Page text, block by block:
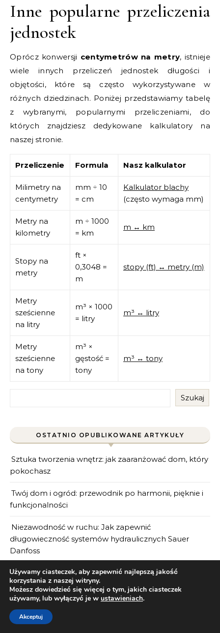
Inne popularne przeliczenia
jednostek
Oprócz konwersji centymetrów na metry, istnieje
wiele innych przeliczeń jednostek długości i
objętości, które są często wykorzystywane w
różnych dziedzinach. Poniżej przedstawiamy tabelę
z wybranymi, popularnymi przeliczeniami, do
których znajdziesz dedykowane kalkulatory na
naszej stronie.
Przeliczenie Formula Nasz kalkulator
Milimetry na
centymetry
mm ÷ 10
= cm
Kalkulator blachy
(często wymaga mm)
Metry na
kilometry
m ÷ 1000
= km
m ↔ km
Stopy na
metry
ft ×
0,3048 =
m
stopy (ft) ↔ metry (m)
Metry
sześcienne
na litry
m³ × 1000
= litry
m³ ↔ litry
Metry
sześcienne
na tony
m³ ×
gęstość =
tony
m³ ↔ tony
Szukaj
OSTATNIO OPUBLIKOWANE ARTYKUŁY
Sztuka tworzenia wnętrz: jak zaaranżować dom, który
pokochasz
Twój dom i ogród: przewodnik po harmonii, pięknie i
funkcjonalności
Niezawodność w ruchu: Jak zapewnić
długowieczność systemów hydraulicznych Sauer
Danfoss
Serce maszyny: Jak zadbać o hydraulikę siłową i
zapewnić długowieczność sprzętu?
litry jest kluczowe w domu i ogrodzie?
Używamy ciasteczek, aby zapewnić najlepszą jakość
korzystania z naszej witryny.
Możesz dowiedzieć się więcej o tym, jakich ciasteczek
używamy, lub wyłączyć je w ustawieniach.
Akceptuj